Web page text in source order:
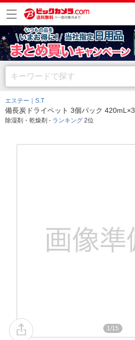
エステー｜S.T
備長炭ドライペット 3個パック 420mL×3
除湿剤・乾燥剤 - ランキング 2位
1/15